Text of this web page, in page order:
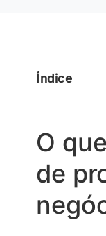
Índice
O
de